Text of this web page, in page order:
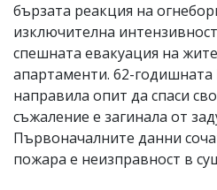
бързата реакция на
изключителна
спешната евакуация на
апартаменти. 62-
направила опит да спаси
съжаление е загинала от
Първоначалните данни
пожара е неизправност в